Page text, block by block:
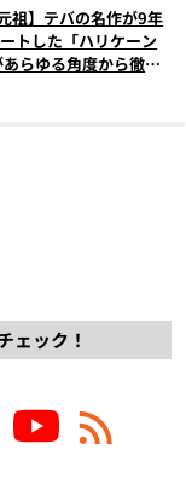
祖】テバの名作が9年
トした「ハリケーン
らゆる角度から徹底
ェック！